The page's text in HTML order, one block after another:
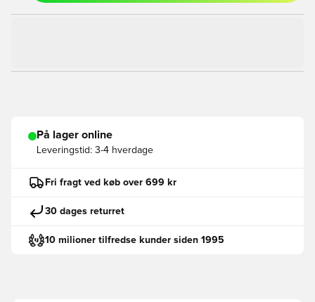
På lager online
Leveringstid: 3-4 hverdage
Fri fragt ved køb over 699 kr
30 dages returret
10 milioner tilfredse kunder siden 1995